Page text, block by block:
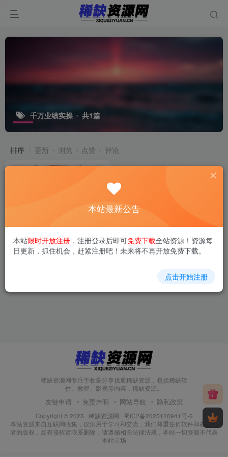
千万业绩实操 共1篇
排序 更新 浏览 点赞 评论
【精】0-1000W医美高阶特训
营课程，美学与商业双赋能
稀缺资源网专注于收集分享优质稀缺资源，包括稀缺软
件、教程、影视等内容，稀缺资源。
友链申请 免责声明 网站导航 隐私政策
Copyright © 2025 · 稀缺资源网 · 蜀ICP备2025120941号-6
本站资源来自互联网收集，仅供用于学习和交流，我们尊重任何软件和教程作
者的版权，如有侵权请联系删除，请遵循相关法律法规，本站一切资源不代表
本站立场
本站最新公告
本站限时开放注册 ，注册登录后即可免费下载全站资源！资源每
日更新，抓住机会，赶紧注册吧！未来将不再开放免费下载。
点击开始注册